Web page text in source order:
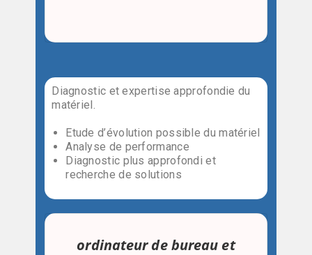
Diagnostic et expertise approfondie du
matériel.
Etude d’évolution possible du matériel
Analyse de performance
Diagnostic plus approfondi et
recherche de solutions
ordinateur de bureau et